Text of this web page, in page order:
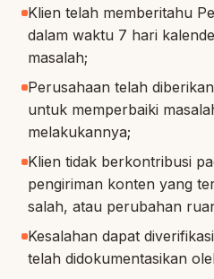
Klien telah memberitahu
dalam waktu 7 hari
masalah;
Perusahaan telah
untuk memperbaiki
melakukannya;
Klien tidak berkontribusi
pengiriman konten yang
salah, atau perubahan
Kesalahan dapat
telah didokumentasikan